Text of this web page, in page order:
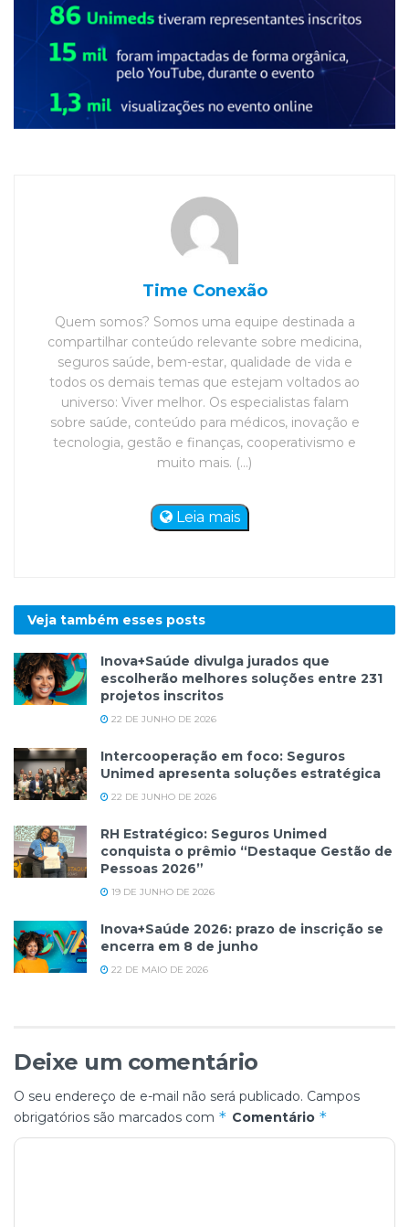
Time Conexão
Quem somos? Somos uma equipe destinada a
compartilhar conteúdo relevante sobre medicina,
seguros saúde, bem-estar, qualidade de vida e
todos os demais temas que estejam voltados ao
universo: Viver melhor. Os especialistas falam
sobre saúde, conteúdo para médicos, inovação e
tecnologia, gestão e finanças, cooperativismo e
muito mais. (...)
Leia mais
Veja também esses posts
Inova+Saúde divulga jurados que
escolherão melhores soluções entre 231
projetos inscritos
22 DE JUNHO DE 2026
Intercooperação em foco: Seguros
Unimed apresenta soluções estratégica
22 DE JUNHO DE 2026
RH Estratégico: Seguros Unimed
conquista o prêmio “Destaque Gestão de
Pessoas 2026”
19 DE JUNHO DE 2026
Inova+Saúde 2026: prazo de inscrição se
encerra em 8 de junho
22 DE MAIO DE 2026
Deixe um comentário
O seu endereço de e-mail não será publicado. Campos
obrigatórios são marcados com * Comentário *